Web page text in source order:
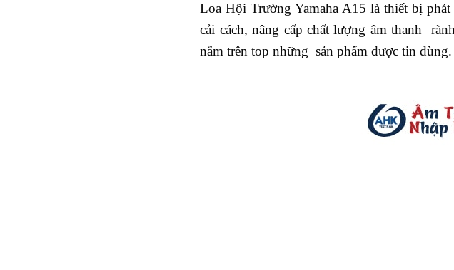
Loa Hội Trường Yamaha A15 là thiết bị
cải cách, nâng cấp chất lượng âm thanh
nằm trên top những sản phẩm được tin